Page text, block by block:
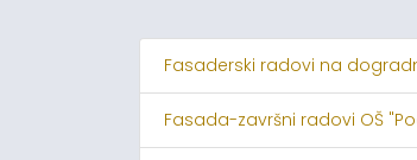
Fasaderski radovi na
Fasada-završni radovi OŠ